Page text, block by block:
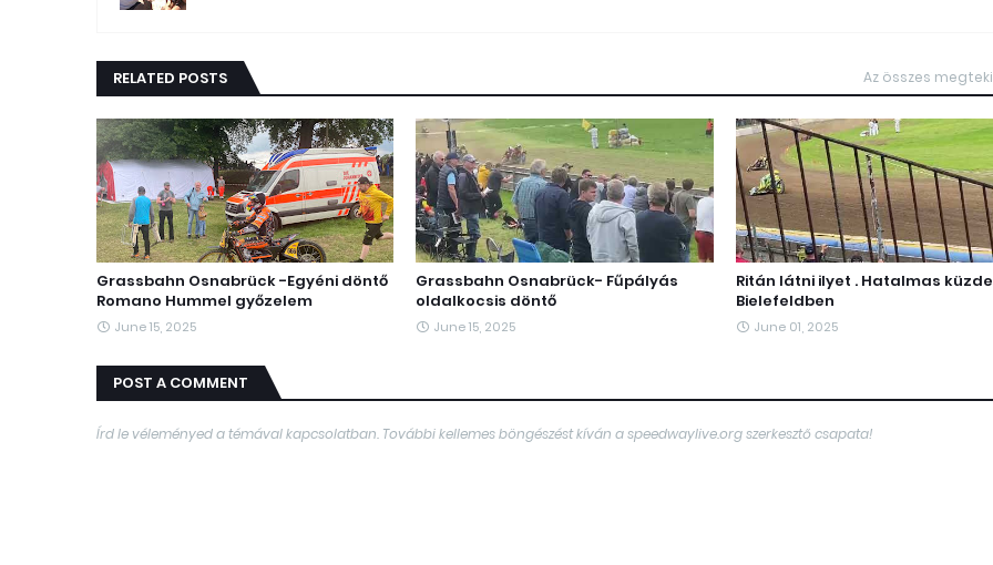
RELATED POSTS Az összes
Grassbahn Osnabrück -Egyéni döntő
Romano Hummel győzelem
June 15, 2025
Grassbahn Osnabrück- Fűpályás
oldalkocsis döntő
June 15, 2025
Ritán látni ilyet . Hatalmas
Bielefeldben
June 01, 2025
POST A COMMENT
Írd le véleményed a témával kapcsolatban. További kellemes böngészést kíván a speedwaylive.org szerkesztő csapata!